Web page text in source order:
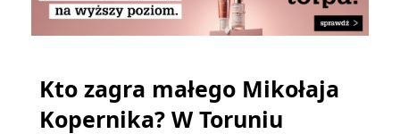
Kto zagra małego Mikołaja
Kopernika? W Toruniu